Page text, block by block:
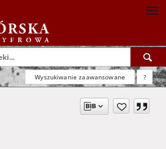
Wyszukiwanie zaawansowane ?